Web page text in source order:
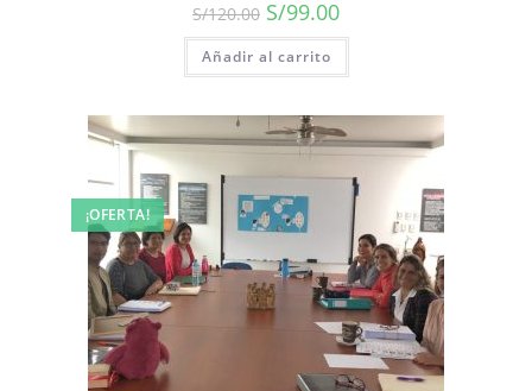
S/120.00 S/99.00
Añadir al carrito
¡OFERTA!